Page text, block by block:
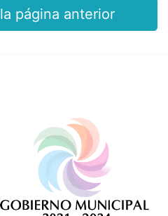
página anterior